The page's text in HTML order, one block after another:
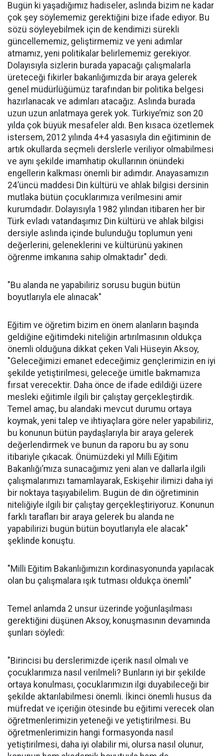
Bugün ki yaşadığımız hadiseler, aslında bizim ne kadar
çok şey söylememiz gerektiğini bize ifade ediyor. Bu
sözü söyleyebilmek için de kendimizi sürekli
güncellememiz, geliştirmemiz ve yeni adımlar
atmamız, yeni politikalar belirlememiz gerekiyor.
Dolayısıyla sizlerin burada yapacağı çalışmalarla
üreteceği fikirler bakanlığımızda bir araya gelerek
genel müdürlüğümüz tarafından bir politika belgesi
hazırlanacak ve adımları atacağız. Aslında burada
uzun uzun anlatmaya gerek yok. Türkiye’miz son 20
yılda çok büyük mesafeler aldı. Ben kısaca özetlemek
istersem, 2012 yılında 4+4 yasasıyla din eğitiminin de
artık okullarda seçmeli derslerle veriliyor olmabilmesi
ve aynı şekilde imamhatip okullarının önündeki
engellerin kalkması önemli bir adımdır. Anayasamızın
24’üncü maddesi Din kültürü ve ahlak bilgisi dersinin
mutlaka bütün çocuklarımıza verilmesini amir
kurumdadır. Dolayısıyla 1982 yılından itibaren her bir
Türk evladı vatandaşımız Din kültürü ve ahlak bilgisi
dersiyle aslında içinde bulunduğu toplumun yeni
değerlerini, geleneklerini ve kültürünü yakinen
öğrenme imkanına sahip olmaktadır" dedi.
"Bu alanda ne yapabiliriz sorusu bugün bütün
boyutlarıyla ele alınacak"
Eğitim ve öğretim bizim en önem alanların başında
geldiğine eğitimdeki niteliğin artırılmasının oldukça
önemli olduğuna dikkat çeken Vali Hüseyin Aksoy,
"Geleceğimizi emanet edeceğimiz gençlerimizin en iyi
şekilde yetiştirilmesi, geleceğe ümitle bakmamıza
fırsat verecektir. Daha önce de ifade edildiği üzere
mesleki eğitimle ilgili bir çalıştay gerçekleştirdik.
Temel amaç, bu alandaki mevcut durumu ortaya
koymak, yeni talep ve ihtiyaçlara göre neler yapabiliriz,
bu konunun bütün paydaşlarıyla bir araya gelerek
değerlendirmek ve bunun da raporu bu ay sonu
itibariyle çıkacak. Önümüzdeki yıl Milli Eğitim
Bakanlığı’mıza sunacağımız yeni alan ve dallarla ilgili
çalışmalarımızı tamamlayarak, Eskişehir ilimizi daha iyi
bir noktaya taşıyabilelim. Bugün de din öğretiminin
niteliğiyle ilgili bir çalıştay gerçekleştiriyoruz. Konunun
farklı tarafları bir araya gelerek bu alanda ne
yapabilirizi bugün bütün boyutlarıyla ele alacak"
şeklinde konuştu.
"Milli Eğitim Bakanlığımızın kordinasyonunda yapılacak
olan bu çalışmalara ışık tutması oldukça önemli"
Temel anlamda 2 unsur üzerinde yoğunlaşılması
gerektiğini düşünen Aksoy, konuşmasının devamında
şunları söyledi:
"Birincisi bu derslerimizde içerik nasıl olmalı ve
çocuklarımıza nasıl verilmeli? Bunların iyi bir şekilde
ortaya konulması, çocuklarımızın ilgi duyabileceği bir
şekilde aktarılabilmesi önemli. İkinci önemli husus da
müfredat ve içeriğin ötesinde bu eğitimi verecek olan
öğretmenlerimizin yeteneği ve yetiştirilmesi. Bu
öğretmenlerimizin hangi formasyonda nasıl
yetiştirilmesi, daha iyi olabilir mi, olursa nasıl olunur,